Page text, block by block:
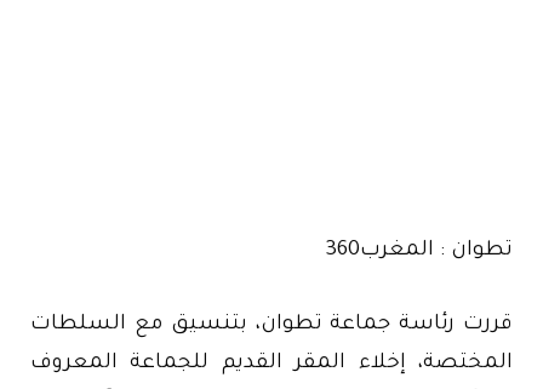
تطوان : المغرب360
قررت رئاسة جماعة تطوان، بتنسيق مع السلطات
المختصة، إخلاء المقر القديم للجماعة المعروف